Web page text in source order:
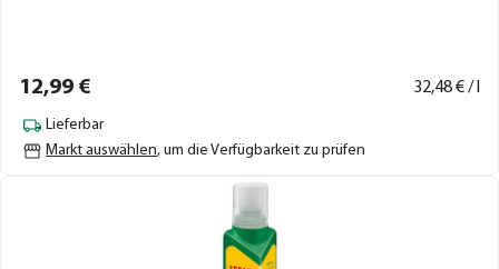
12,99 € 32,48€ / l
Lieferbar
Markt auswählen, um die Verfügbarkeit zu prüfen